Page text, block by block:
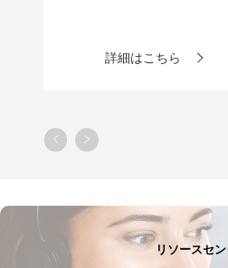
詳細はこちら
リソースセ